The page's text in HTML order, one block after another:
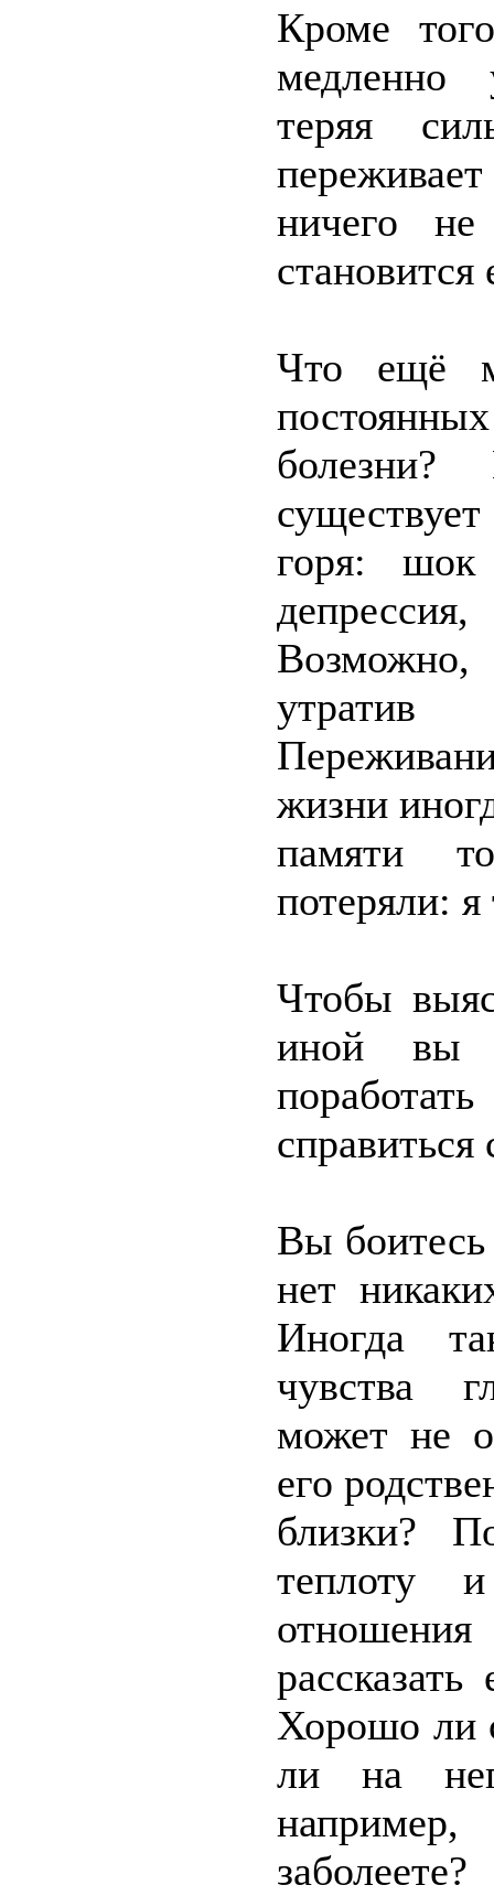
Кроме
медленно
теряя
ничего не
Что ещё
горя:
Возможно,
утратив
жизни
памяти
потеряли:
Чтобы
иной вы
Вы боитесь
нет
Иногда
чувства
может не
его
близки?
теплоту
Хорошо ли
ли на
например,
заболеете?